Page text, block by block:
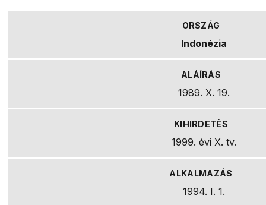
Indonézia
1989. X. 19.
1999. évi X. tv.
1994. I. 1.